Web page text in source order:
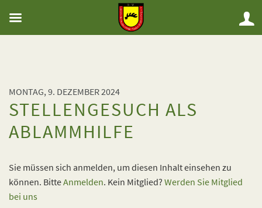
MONTAG, 9. DEZEMBER 2024
STELLENGESUCH ALS
ABLAMMHILFE
Sie müssen sich anmelden, um diesen Inhalt einsehen zu
können. BitteAnmelden. Kein Mitglied? Werden Sie Mitglied
bei uns